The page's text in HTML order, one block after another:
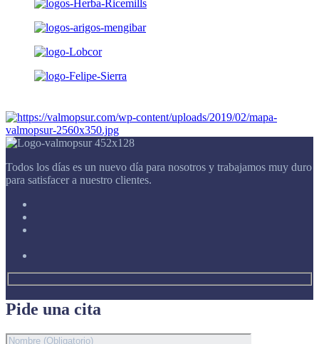
Todos los días es un nuevo día para nosotros y trabajamos muy duro
para satisfacer a nuestro clientes.
Pide una cita